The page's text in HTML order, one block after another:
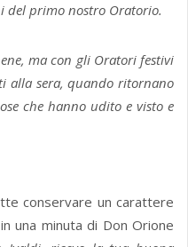
primo nostro Oratorio.
ma con gli Oratori festivi
alla sera, quando ritornano
che hanno udito e visto e
conservare un carattere
una minuta di Don Orione